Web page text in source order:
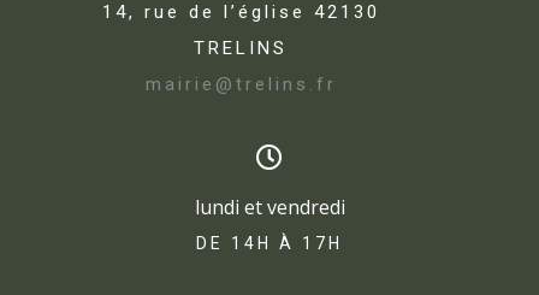
14, rue de l’église 42130
TRELINS
mairie@trelins.fr
lundi et vendredi
DE 14H À 17H​